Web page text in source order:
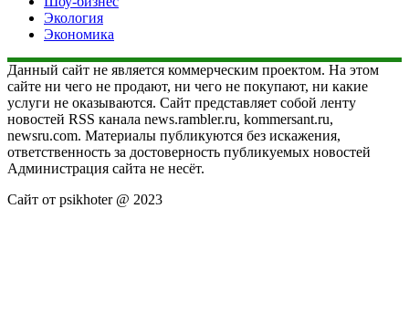
Экология
Экономика
Данный сайт не является коммерческим проектом. На этом
сайте ни чего не продают, ни чего не покупают, ни какие
услуги не оказываются. Сайт представляет собой ленту
новостей RSS канала news.rambler.ru, kommersant.ru,
newsru.com. Материалы публикуются без искажения,
ответственность за достоверность публикуемых новостей
Администрация сайта не несёт.
Сайт от psikhoter @ 2023